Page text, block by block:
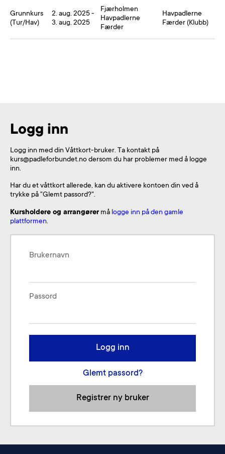
Grunnkurs
(Tur/Hav)
2. aug. 2025 -
3. aug. 2025
Fjærholmen
Havpadlerne
Færder
Havpadlerne
Færder(Klubb)
Logg inn
Logg inn med din Våttkort-bruker. Ta kontakt på
kurs@padleforbundet.nodersom du har problemer med å logge
inn.
Har du et våttkort allerede, kan du aktivere kontoen din ved å
trykke på "Glemt passord?".
Kursholdere og arrangørermå logge inn på den gamle
plattformen.
Brukernavn
Passord
Logg inn
Glemt passord?
Registrer ny bruker